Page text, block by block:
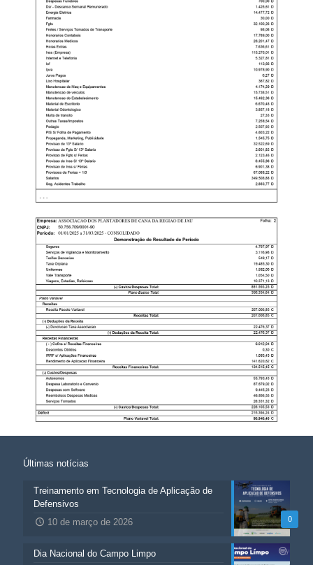
Últimas notícias
0
Treinamento em Tecnologia de Aplicação de
Defensivos
10 de março de 2026
Dia Nacional do Campo Limpo